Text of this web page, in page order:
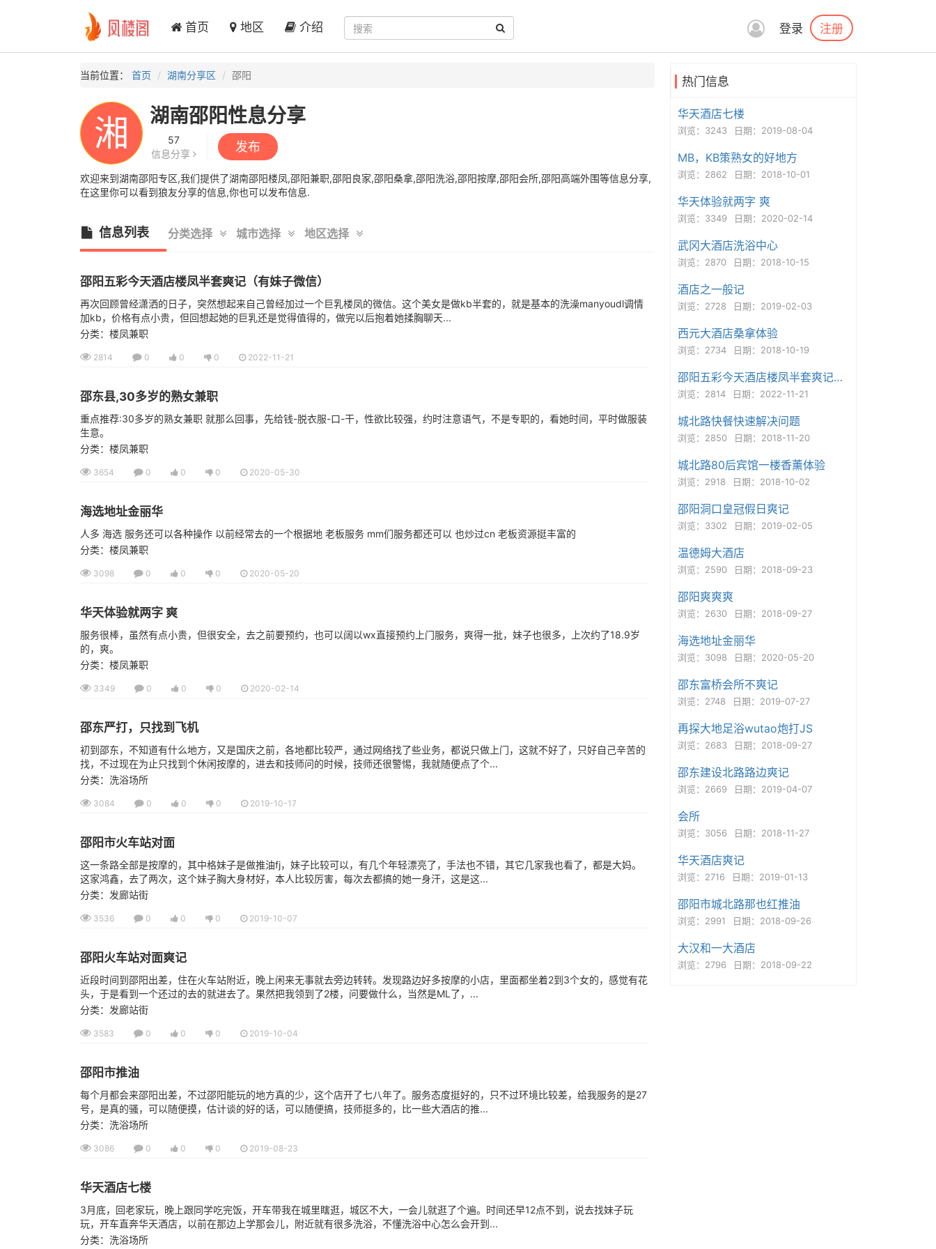
首页 地区 介绍 登录 注册
当前位置： 首页 湖南分享区 邵阳
湘 湖南邵阳性息分享
57
信息分享
发布
欢迎来到湖南邵阳专区,我们提供了湖南邵阳楼凤,邵阳兼职,邵阳良家,邵阳桑拿,邵阳洗浴,邵阳按摩,邵阳会所,邵阳高端外围等信息分享,
在这里你可以看到狼友分享的信息,你也可以发布信息.
信息列表 分类选择 城市选择 地区选择
邵阳五彩今天酒店楼凤半套爽记（有妹子微信）
再次回顾曾经潇洒的日子，突然想起来自己曾经加过一个巨乳楼凤的微信。这个美女是做kb半套的，就是基本的洗澡manyoudl调情
加kb，价格有点小贵，但回想起她的巨乳还是觉得值得的，做完以后抱着她揉胸聊天...
分类：楼凤兼职
2814 0 0 0 2022-11-21
邵东县,30多岁的熟女兼职
重点推荐:30多岁的熟女兼职 就那么回事，先给钱-脱衣服-口-干，性欲比较强，约时注意语气，不是专职的，看她时间，平时做服装
生意。
分类：楼凤兼职
3654 0 0 0 2020-05-30
海选地址金丽华
人多 海选 服务还可以各种操作 以前经常去的一个根据地 老板服务 mm们服务都还可以 也炒过cn 老板资源挺丰富的
分类：楼凤兼职
3098 0 0 0 2020-05-20
华天体验就两字 爽
服务很棒，虽然有点小贵，但很安全，去之前要预约，也可以阔以wx直接预约上门服务，爽得一批，妹子也很多，上次约了18.9岁
的，爽。
分类：楼凤兼职
3349 0 0 0 2020-02-14
邵东严打，只找到飞机
初到邵东，不知道有什么地方，又是国庆之前，各地都比较严，通过网络找了些业务，都说只做上门，这就不好了，只好自己辛苦的
找，不过现在为止只找到个休闲按摩的，进去和技师问的时候，技师还很警惕，我就随便点了个...
分类：洗浴场所
3084 0 0 0 2019-10-17
邵阳市火车站对面
这一条路全部是按摩的，其中格妹子是做推油fj，妹子比较可以，有几个年轻漂亮了，手法也不错，其它几家我也看了，都是大妈。
这家鸿鑫，去了两次，这个妹子胸大身材好，本人比较厉害，每次去都搞的她一身汗，这是这...
分类：发廊站街
3536 0 0 0 2019-10-07
邵阳火车站对面爽记
近段时间到邵阳出差，住在火车站附近，晚上闲来无事就去旁边转转。发现路边好多按摩的小店，里面都坐着2到3个女的，感觉有花
头，于是看到一个还过的去的就进去了。果然把我领到了2楼，问要做什么，当然是ML了，...
分类：发廊站街
3583 0 0 0 2019-10-04
邵阳市推油
每个月都会来邵阳出差，不过邵阳能玩的地方真的少，这个店开了七八年了。服务态度挺好的，只不过环境比较差，给我服务的是27
号，是真的骚，可以随便摸，估计谈的好的话，可以随便搞，技师挺多的，比一些大酒店的推...
分类：洗浴场所
3086 0 0 0 2019-08-23
华天酒店七楼
3月底，回老家玩，晚上跟同学吃完饭，开车带我在城里瞎逛，城区不大，一会儿就逛了个遍。时间还早12点不到，说去找妹子玩
玩，开车直奔华天酒店，以前在那边上学那会儿，附近就有很多洗浴，不懂洗浴中心怎么会开到...
分类：洗浴场所
热门信息
华天酒店七楼
浏览：3243 日期：2019-08-04
MB，KB策熟女的好地方
浏览：2862 日期：2018-10-01
华天体验就两字 爽
浏览：3349 日期：2020-02-14
武冈大酒店洗浴中心
浏览：2870 日期：2018-10-15
酒店之一般记
浏览：2728 日期：2019-02-03
西元大酒店桑拿体验
浏览：2734 日期：2018-10-19
邵阳五彩今天酒店楼凤半套爽记（有妹子微信）
浏览：2814 日期：2022-11-21
城北路快餐快速解决问题
浏览：2850 日期：2018-11-20
城北路80后宾馆一楼香薰体验
浏览：2918 日期：2018-10-02
邵阳洞口皇冠假日爽记
浏览：3302 日期：2019-02-05
温德姆大酒店
浏览：2590 日期：2018-09-23
邵阳爽爽爽
浏览：2630 日期：2018-09-27
海选地址金丽华
浏览：3098 日期：2020-05-20
邵东富桥会所不爽记
浏览：2748 日期：2019-07-27
再探大地足浴wutao炮打JS
浏览：2683 日期：2018-09-27
邵东建设北路路边爽记
浏览：2669 日期：2019-04-07
会所
浏览：3056 日期：2018-11-27
华天酒店爽记
浏览：2716 日期：2019-01-13
邵阳市城北路那也红推油
浏览：2991 日期：2018-09-26
大汉和一大酒店
浏览：2796 日期：2018-09-22